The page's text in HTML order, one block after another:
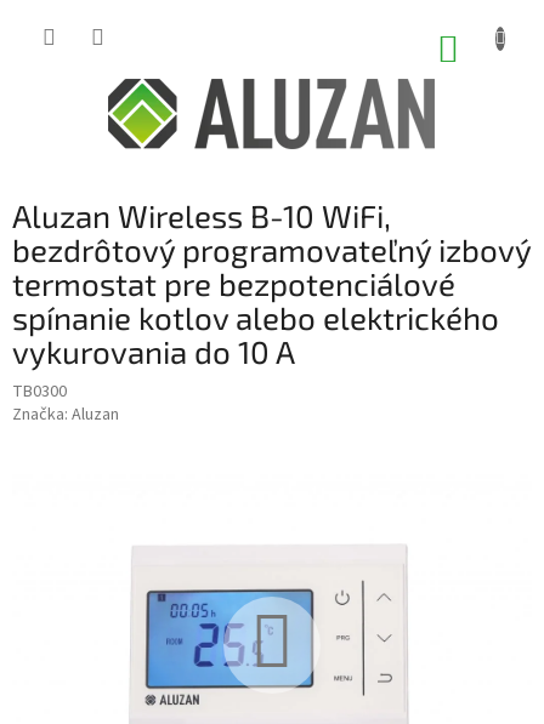
Aluzan Wireless B-10 WiFi,
bezdrôtový programovateľný izbový
termostat pre bezpotenciálové
spínanie kotlov alebo elektrického
vykurovania do 10 A
TB0300
Značka: Aluzan